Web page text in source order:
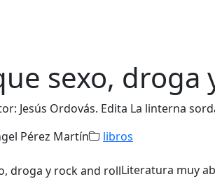
sexo, droga
Jesús Ordovás. Edita La linterna
Pérez Martín libros
Literatura muy